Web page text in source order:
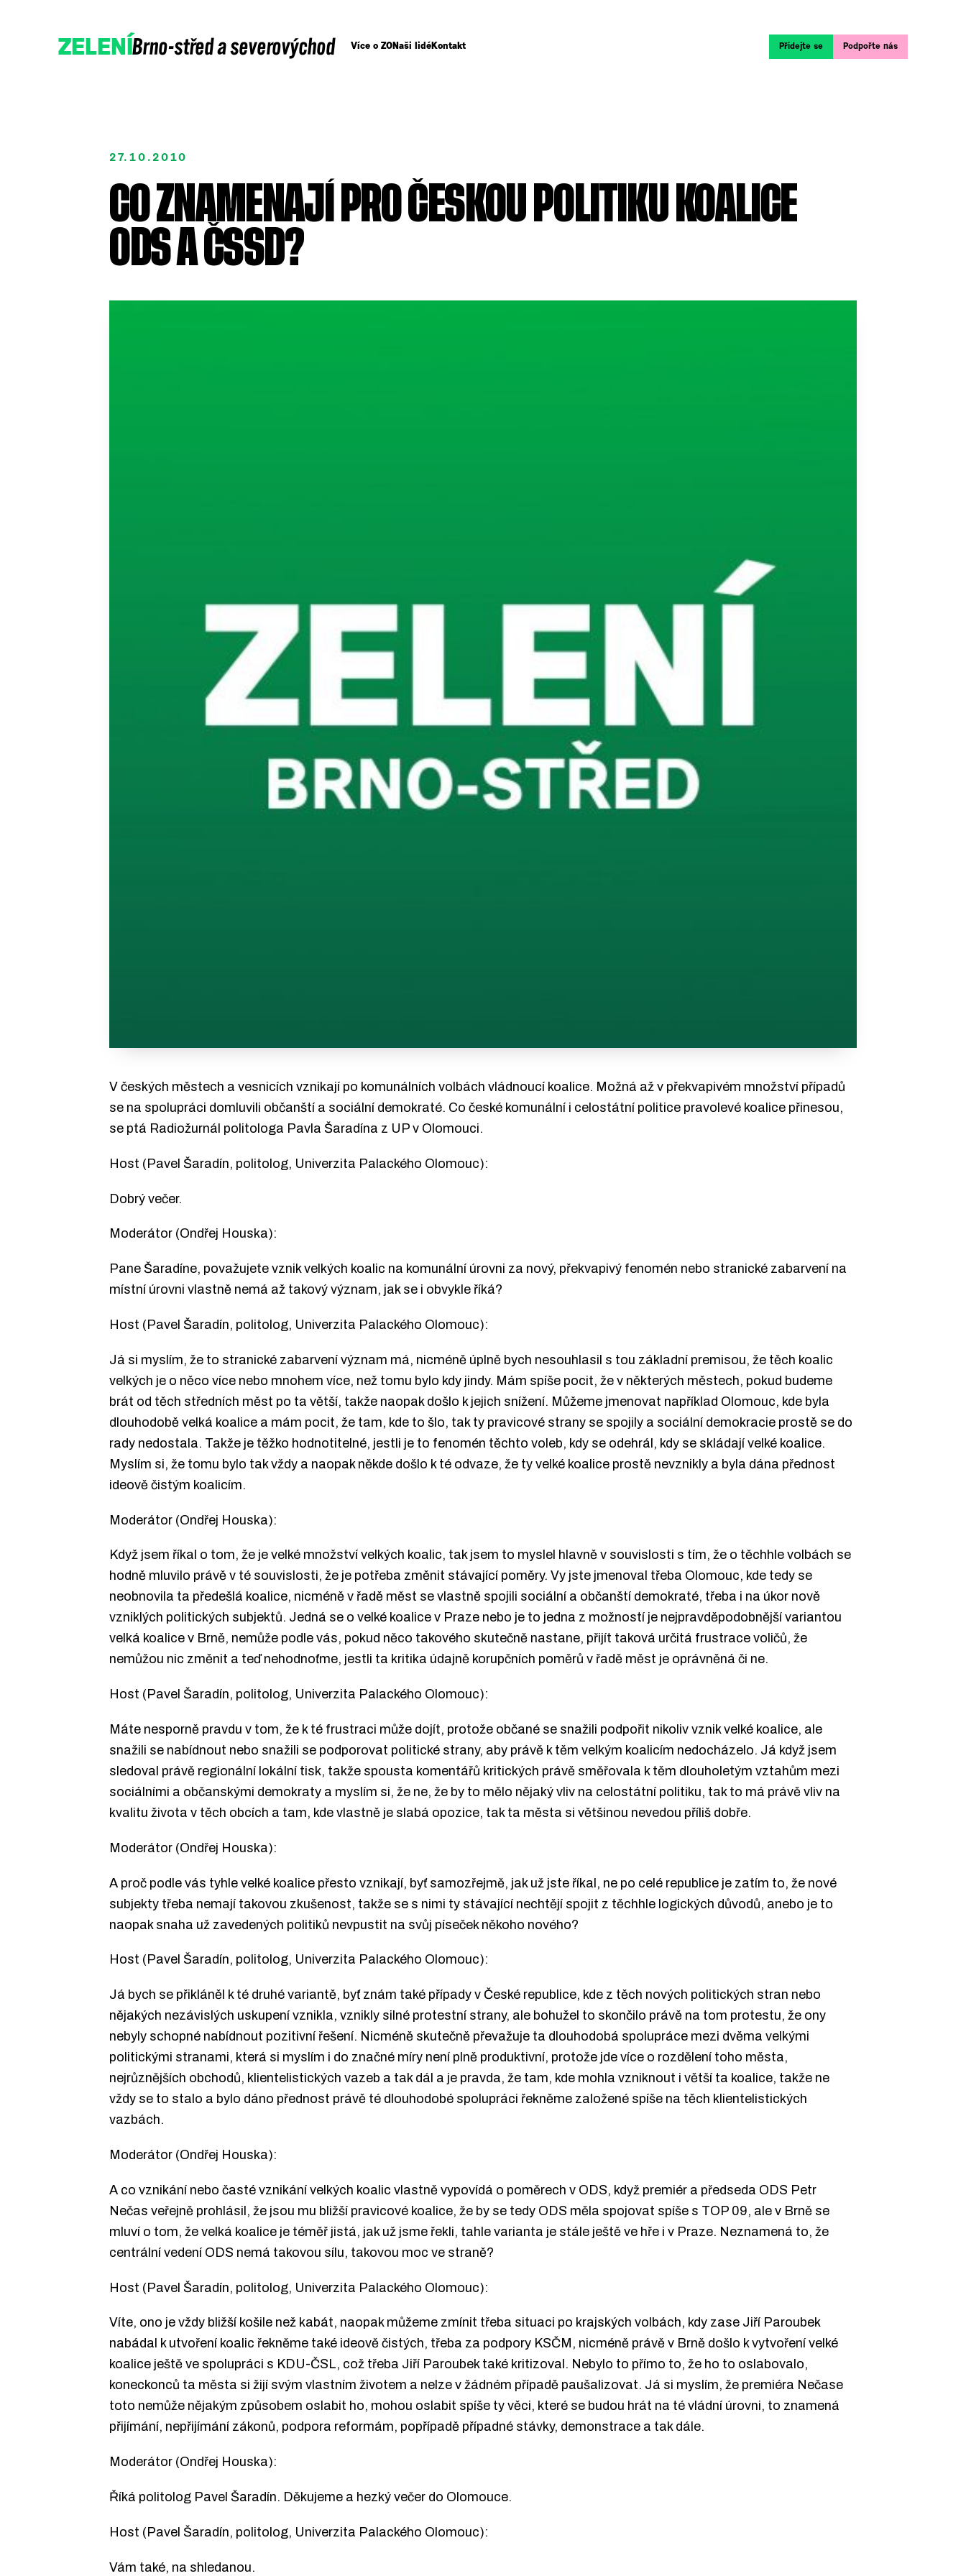
ZELENÍBrno-střed a severovýchod Více o ZONaši lidéKontakt Přidejte se Podpořte nás
Přidejte se
Podpořte nás
27.10.2010
CO ZNAMENAJÍ PRO ČESKOU POLITIKU KOALICE
ODS A ČSSD?
V českých městech a vesnicích vznikají po komunálních volbách vládnoucí koalice. Možná až v překvapivém množství případů
se na spolupráci domluvili občanští a sociální demokraté. Co české komunální i celostátní politice pravolevé koalice přinesou,
se ptá Radiožurnál politologa Pavla Šaradína z UP v Olomouci.
Host (Pavel Šaradín, politolog, Univerzita Palackého Olomouc):
Dobrý večer.
Moderátor (Ondřej Houska):
Pane Šaradíne, považujete vznik velkých koalic na komunální úrovni za nový, překvapivý fenomén nebo stranické zabarvení na
místní úrovni vlastně nemá až takový význam, jak se i obvykle říká?
Host (Pavel Šaradín, politolog, Univerzita Palackého Olomouc):
Já si myslím, že to stranické zabarvení význam má, nicméně úplně bych nesouhlasil s tou základní premisou, že těch koalic
velkých je o něco více nebo mnohem více, než tomu bylo kdy jindy. Mám spíše pocit, že v některých městech, pokud budeme
brát od těch středních měst po ta větší, takže naopak došlo k jejich snížení. Můžeme jmenovat například Olomouc, kde byla
dlouhodobě velká koalice a mám pocit, že tam, kde to šlo, tak ty pravicové strany se spojily a sociální demokracie prostě se do
rady nedostala. Takže je těžko hodnotitelné, jestli je to fenomén těchto voleb, kdy se odehrál, kdy se skládají velké koalice.
Myslím si, že tomu bylo tak vždy a naopak někde došlo k té odvaze, že ty velké koalice prostě nevznikly a byla dána přednost
ideově čistým koalicím.
Moderátor (Ondřej Houska):
Když jsem říkal o tom, že je velké množství velkých koalic, tak jsem to myslel hlavně v souvislosti s tím, že o těchhle volbách se
hodně mluvilo právě v té souvislosti, že je potřeba změnit stávající poměry. Vy jste jmenoval třeba Olomouc, kde tedy se
neobnovila ta předešlá koalice, nicméně v řadě měst se vlastně spojili sociální a občanští demokraté, třeba i na úkor nově
vzniklých politických subjektů. Jedná se o velké koalice v Praze nebo je to jedna z možností je nejpravděpodobnější variantou
velká koalice v Brně, nemůže podle vás, pokud něco takového skutečně nastane, přijít taková určitá frustrace voličů, že
nemůžou nic změnit a teď nehodnoťme, jestli ta kritika údajně korupčních poměrů v řadě měst je oprávněná či ne.
Host (Pavel Šaradín, politolog, Univerzita Palackého Olomouc):
Máte nesporně pravdu v tom, že k té frustraci může dojít, protože občané se snažili podpořit nikoliv vznik velké koalice, ale
snažili se nabídnout nebo snažili se podporovat politické strany, aby právě k těm velkým koalicím nedocházelo. Já když jsem
sledoval právě regionální lokální tisk, takže spousta komentářů kritických právě směřovala k těm dlouholetým vztahům mezi
sociálními a občanskými demokraty a myslím si, že ne, že by to mělo nějaký vliv na celostátní politiku, tak to má právě vliv na
kvalitu života v těch obcích a tam, kde vlastně je slabá opozice, tak ta města si většinou nevedou příliš dobře.
Moderátor (Ondřej Houska):
A proč podle vás tyhle velké koalice přesto vznikají, byť samozřejmě, jak už jste říkal, ne po celé republice je zatím to, že nové
subjekty třeba nemají takovou zkušenost, takže se s nimi ty stávající nechtějí spojit z těchhle logických důvodů, anebo je to
naopak snaha už zavedených politiků nevpustit na svůj píseček někoho nového?
Host (Pavel Šaradín, politolog, Univerzita Palackého Olomouc):
Já bych se přikláněl k té druhé variantě, byť znám také případy v České republice, kde z těch nových politických stran nebo
nějakých nezávislých uskupení vznikla, vznikly silné protestní strany, ale bohužel to skončilo právě na tom protestu, že ony
nebyly schopné nabídnout pozitivní řešení. Nicméně skutečně převažuje ta dlouhodobá spolupráce mezi dvěma velkými
politickými stranami, která si myslím i do značné míry není plně produktivní, protože jde více o rozdělení toho města,
nejrůznějších obchodů, klientelistických vazeb a tak dál a je pravda, že tam, kde mohla vzniknout i větší ta koalice, takže ne
vždy se to stalo a bylo dáno přednost právě té dlouhodobé spolupráci řekněme založené spíše na těch klientelistických
vazbách.
Moderátor (Ondřej Houska):
A co vznikání nebo časté vznikání velkých koalic vlastně vypovídá o poměrech v ODS, když premiér a předseda ODS Petr
Nečas veřejně prohlásil, že jsou mu bližší pravicové koalice, že by se tedy ODS měla spojovat spíše s TOP 09, ale v Brně se
mluví o tom, že velká koalice je téměř jistá, jak už jsme řekli, tahle varianta je stále ještě ve hře i v Praze. Neznamená to, že
centrální vedení ODS nemá takovou sílu, takovou moc ve straně?
Host (Pavel Šaradín, politolog, Univerzita Palackého Olomouc):
Víte, ono je vždy bližší košile než kabát, naopak můžeme zmínit třeba situaci po krajských volbách, kdy zase Jiří Paroubek
nabádal k utvoření koalic řekněme také ideově čistých, třeba za podpory KSČM, nicméně právě v Brně došlo k vytvoření velké
koalice ještě ve spolupráci s KDU-ČSL, což třeba Jiří Paroubek také kritizoval. Nebylo to přímo to, že ho to oslabovalo,
koneckonců ta města si žijí svým vlastním životem a nelze v žádném případě paušalizovat. Já si myslím, že premiéra Nečase
toto nemůže nějakým způsobem oslabit ho, mohou oslabit spíše ty věci, které se budou hrát na té vládní úrovni, to znamená
přijímání, nepřijímání zákonů, podpora reformám, popřípadě případné stávky, demonstrace a tak dále.
Moderátor (Ondřej Houska):
Říká politolog Pavel Šaradín. Děkujeme a hezký večer do Olomouce.
Host (Pavel Šaradín, politolog, Univerzita Palackého Olomouc):
Vám také, na shledanou.